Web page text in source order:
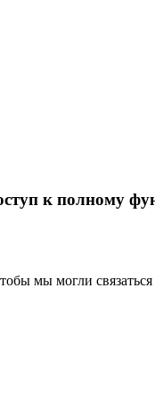
к полному
мы могли